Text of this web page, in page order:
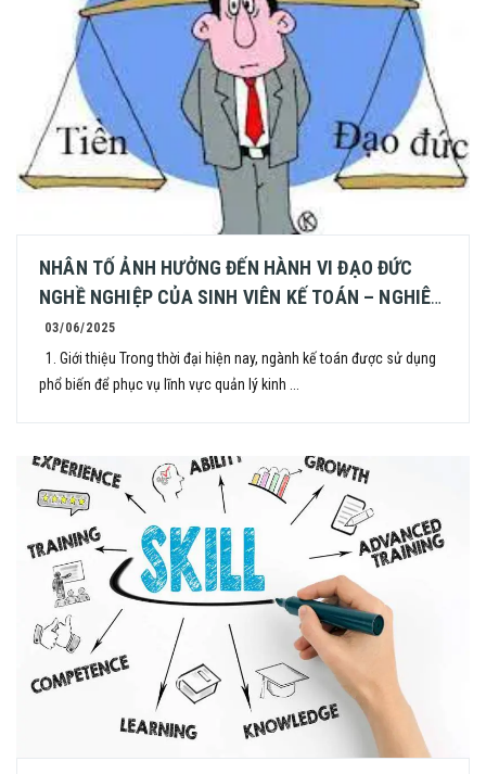
NHÂN TỐ ẢNH HƯỞNG ĐẾN HÀNH VI ĐẠO ĐỨC
NGHỀ NGHIỆP CỦA SINH VIÊN KẾ TOÁN – NGHIÊN
CỨU TẠI TRƯỜNG ĐẠI HỌC THỦY LỢI
03/06/2025
phổ biến để phục vụ lĩnh vực quản lý kinh ...